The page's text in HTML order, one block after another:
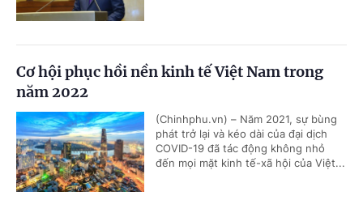
Cơ hội phục hồi nền kinh tế Việt Nam trong
năm 2022
(Chinhphu.vn) – Năm 2021, sự bùng
phát trở lại và kéo dài của đại dịch
COVID-19 đã tác động không nhỏ
đến mọi mặt kinh tế-xã hội của Việt...